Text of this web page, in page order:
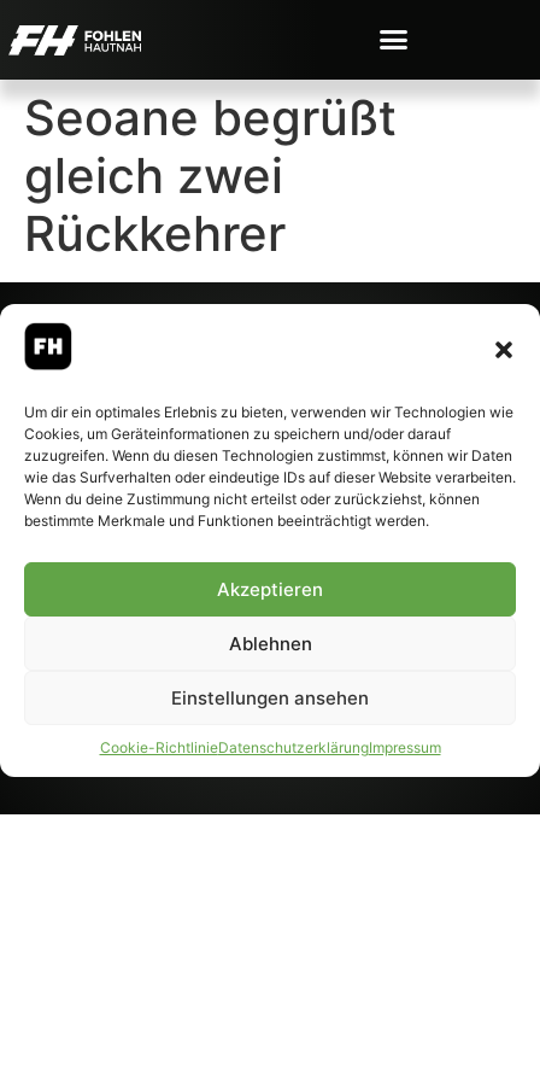
Um dir ein optimales Erlebnis zu bieten, verwenden wir Technologien wie
Cookies, um Geräteinformationen zu speichern und/oder darauf
zuzugreifen. Wenn du diesen Technologien zustimmst, können wir Daten
wie das Surfverhalten oder eindeutige IDs auf dieser Website verarbeiten.
Wenn du deine Zustimmung nicht erteilst oder zurückziehst, können
bestimmte Merkmale und Funktionen beeinträchtigt werden.
Akzeptieren
Ablehnen
Einstellungen ansehen
Cookie-RichtlinieDatenschutzerklärungImpressum
Seoane begrüßt
gleich zwei
Rückkehrer
– Alle rechte vorbehalten.
Fohlen-Hautnah.de ist ein
offiziell eingetragenes Magazin
bei der Deutschen
Nationalbibliothek (ISSN 1868-
Weiterverarbeitung, auch
Genehmigung.
PARTNER WERDEN
AGB